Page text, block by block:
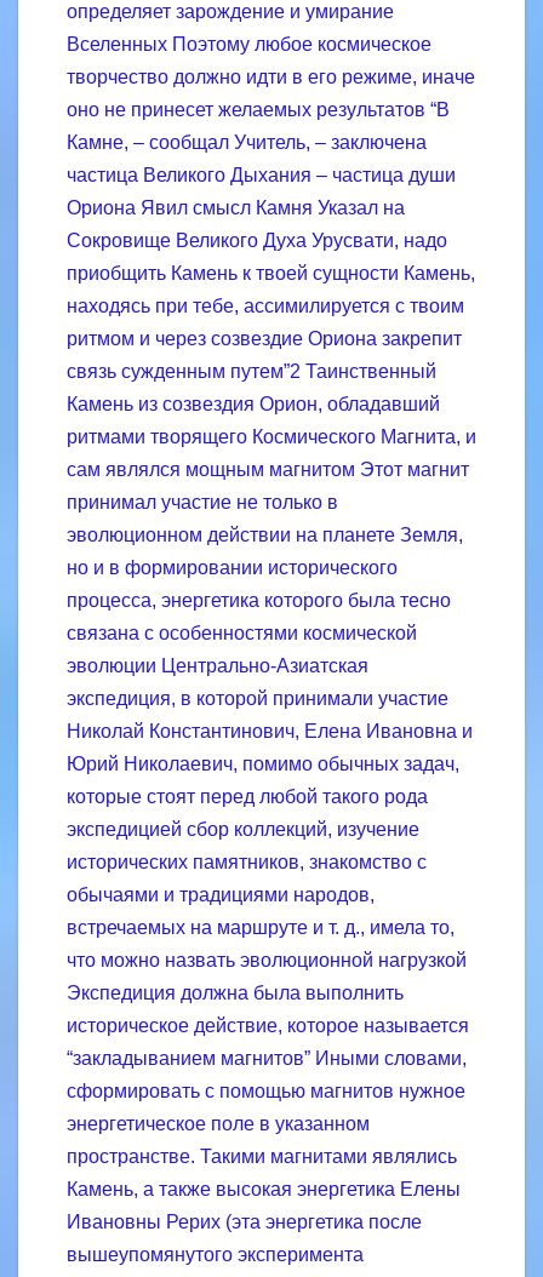
определяет зарождение и умирание
Вселенных Поэтому любое космическое
творчество должно идти в его режиме, иначе
оно не принесет желаемых результатов “В
Камне, – сообщал Учитель, – заключена
частица Великого Дыхания – частица души
Ориона Явил смысл Камня Указал на
Сокровище Великого Духа Урусвати, надо
приобщить Камень к твоей сущности Камень,
находясь при тебе, ассимилируется с твоим
ритмом и через созвездие Ориона закрепит
связь сужденным путем”2 Таинственный
Камень из созвездия Орион, обладавший
ритмами творящего Космического Магнита, и
сам являлся мощным магнитом Этот магнит
принимал участие не только в
эволюционном действии на планете Земля,
но и в формировании исторического
процесса, энергетика которого была тесно
связана с особенностями космической
эволюции Центрально-Азиатская
экспедиция, в которой принимали участие
Николай Константинович, Елена Ивановна и
Юрий Николаевич, помимо обычных задач,
которые стоят перед любой такого рода
экспедицией сбор коллекций, изучение
исторических памятников, знакомство с
обычаями и традициями народов,
встречаемых на маршруте и т. д., имела то,
что можно назвать эволюционной нагрузкой
Экспедиция должна была выполнить
историческое действие, которое называется
“закладыванием магнитов” Иными словами,
сформировать с помощью магнитов нужное
энергетическое поле в указанном
пространстве. Такими магнитами являлись
Камень, а также высокая энергетика Елены
Ивановны Рерих (эта энергетика после
вышеупомянутого эксперимента